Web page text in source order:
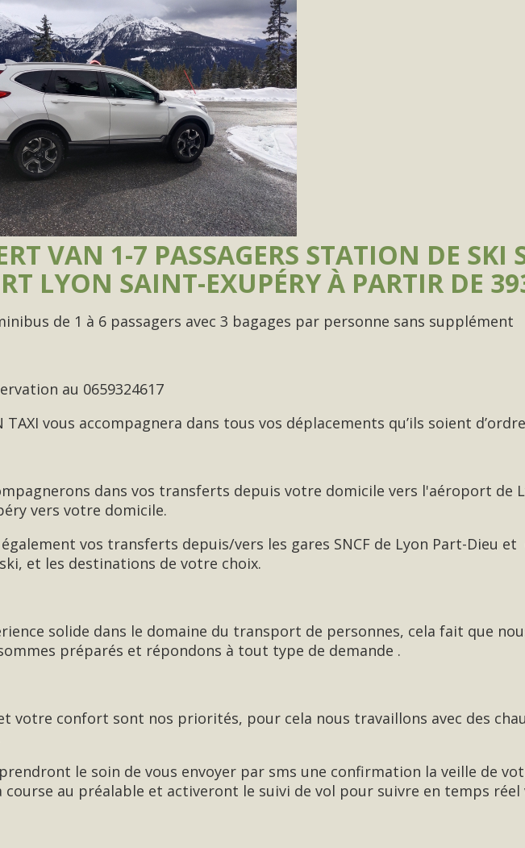
VAN 1-7 PASSAGERS STATION DE SKI
LYON SAINT-EXUPÉRY À PARTIR DE
de 1 à 6 passagers avec 3 bagages par personne sans supplément
au 0659324617
TAXI vous accompagnera dans tous vos déplacements qu’ils soient
dans vos transferts depuis votre domicile vers l'aéroport de
vers votre domicile.
vos transferts depuis/vers les gares SNCF de Lyon Part-Dieu
et les destinations de votre choix.
solide dans le domaine du transport de personnes, cela fait que
préparés et répondons à tout type de demande .
votre confort sont nos priorités, pour cela nous travaillons avec des
le soin de vous envoyer par sms une confirmation la veille de
au préalable et activeront le suivi de vol pour suivre en temps réel